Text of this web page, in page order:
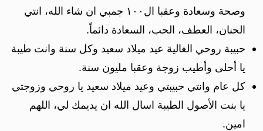
وصحة وسعادة وعقبا ال١٠٠ جمبي ان شاء الله، انتي
الحنان، العطف، الحب، السعادة دائماً.
حبيبة روحي الغالية عيد ميلاد سعيد وكل سنة وانت طيبة
يا أحلى وأطيب زوجة وعقبا مليون سنة.
كل عام وانتي حبيبتي وعيد ميلاد سعيد يا روحي وزوجتي
يا بنت الأصول الطيبة اسال الله ان يديمك لي، اللهم
امين.